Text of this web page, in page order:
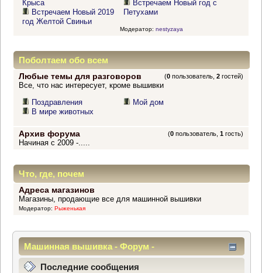
Крыса
Встречаем Новый 2019
год Желтой Свиньи
Встречаем Новый год с
Петухами
Модератор: nestyzaya
Поболтаем обо всем
Любые темы для разговоров (0 пользователь,2 гостей)
Все, что нас интересует, кроме вышивки
Поздравления
В мире животных
Мой дом
Архив форума (0 пользователь,1 гость)
Начиная с 2009 -.....
Что, где, почем
Адреса магазинов
Магазины, продающие все для машинной вышивки
Модератор: Рыженькая
Машинная вышивка - Форум -
Информационный центр
Последние сообщения